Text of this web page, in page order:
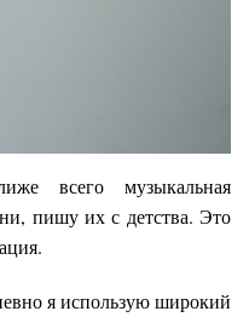
всего музыкальная
пишу их с детства. Это
я использую широкий